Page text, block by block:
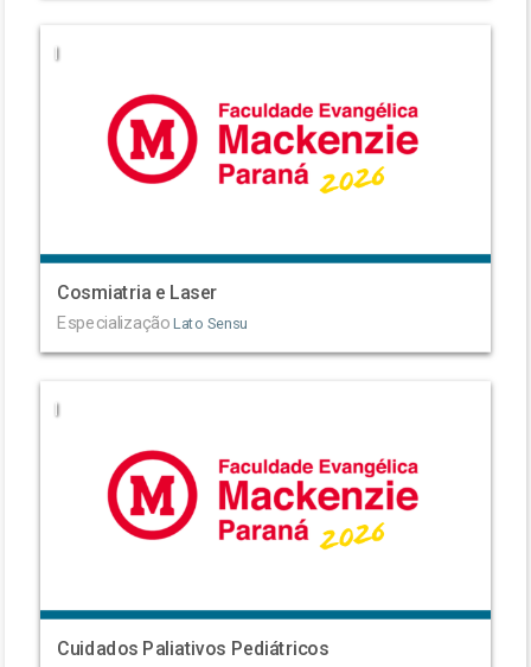
|
Cosmiatria e Laser
Especialização Lato Sensu
|
Cuidados Paliativos Pediátricos